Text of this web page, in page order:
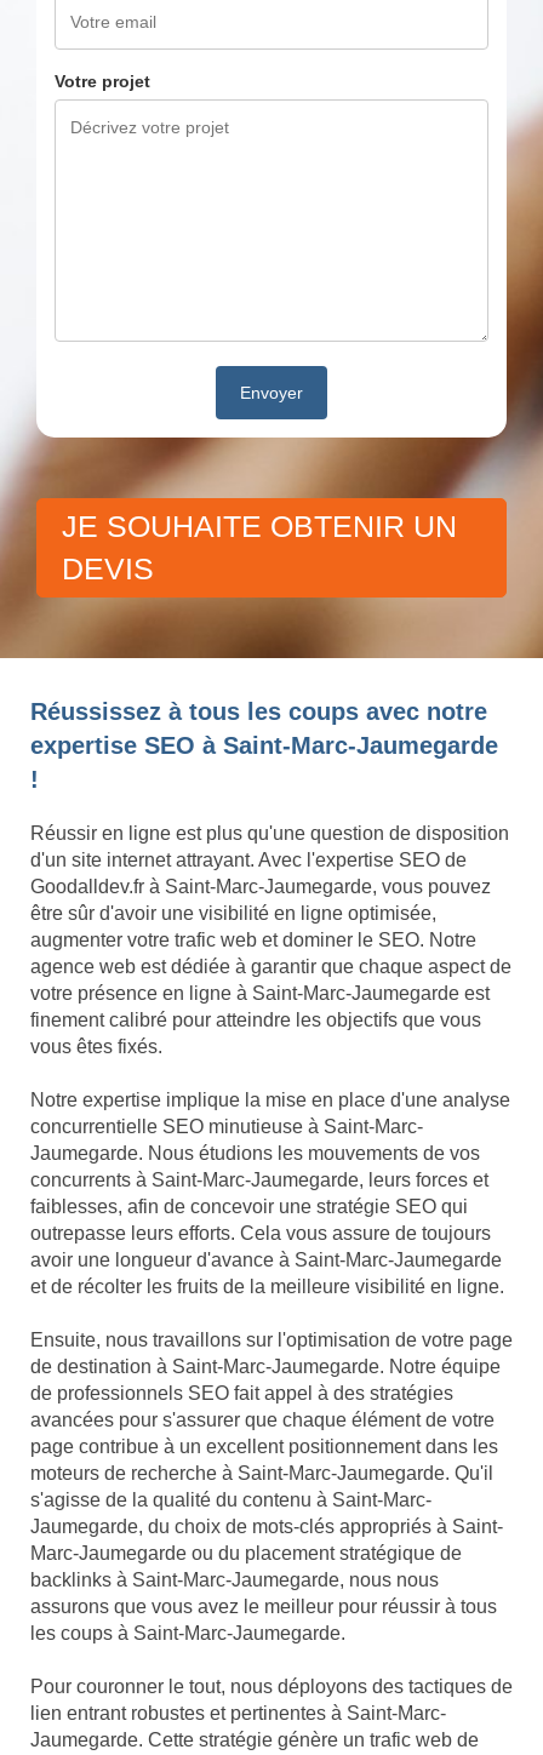
Votre projet
JE SOUHAITE OBTENIR UN
DEVIS
Réussissez à tous les coups avec notre
expertise SEO à Saint-Marc-Jaumegarde
!
Réussir en ligne est plus qu'une question de disposition
d'un site internet attrayant. Avec l'expertise SEO de
Goodalldev.fr à Saint-Marc-Jaumegarde, vous pouvez
être sûr d'avoir une visibilité en ligne optimisée,
augmenter votre trafic web et dominer le SEO. Notre
agence web est dédiée à garantir que chaque aspect de
votre présence en ligne à Saint-Marc-Jaumegarde est
finement calibré pour atteindre les objectifs que vous
vous êtes fixés.
Notre expertise implique la mise en place d'une analyse
concurrentielle SEO minutieuse à Saint-Marc-
Jaumegarde. Nous étudions les mouvements de vos
concurrents à Saint-Marc-Jaumegarde, leurs forces et
faiblesses, afin de concevoir une stratégie SEO qui
outrepasse leurs efforts. Cela vous assure de toujours
avoir une longueur d'avance à Saint-Marc-Jaumegarde
et de récolter les fruits de la meilleure visibilité en ligne.
Ensuite, nous travaillons sur l'optimisation de votre page
de destination à Saint-Marc-Jaumegarde. Notre équipe
de professionnels SEO fait appel à des stratégies
avancées pour s'assurer que chaque élément de votre
page contribue à un excellent positionnement dans les
moteurs de recherche à Saint-Marc-Jaumegarde. Qu'il
s'agisse de la qualité du contenu à Saint-Marc-
Jaumegarde, du choix de mots-clés appropriés à Saint-
Marc-Jaumegarde ou du placement stratégique de
backlinks à Saint-Marc-Jaumegarde, nous nous
assurons que vous avez le meilleur pour réussir à tous
les coups à Saint-Marc-Jaumegarde.
Pour couronner le tout, nous déployons des tactiques de
lien entrant robustes et pertinentes à Saint-Marc-
Jaumegarde. Cette stratégie génère un trafic web de